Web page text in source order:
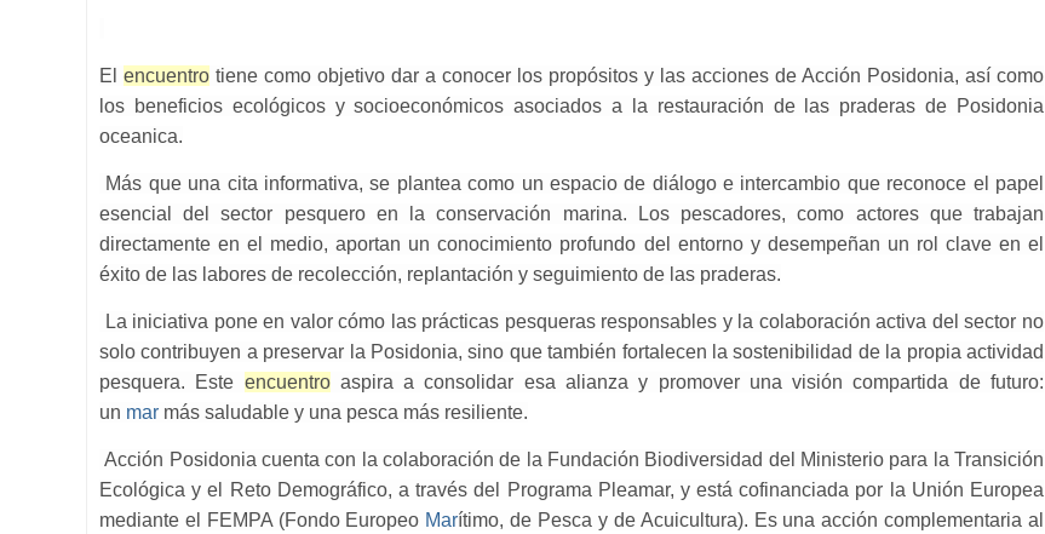
El encuentro tiene como objetivo dar a conocer los propósitos y las acciones de Acción Posidonia, así como
los beneficios ecológicos y socioeconómicos asociados a la restauración de las praderas de Posidonia
oceanica.
Más que una cita informativa, se plantea como un espacio de diálogo e intercambio que reconoce el papel
esencial del sector pesquero en la conservación marina. Los pescadores, como actores que trabajan
directamente en el medio, aportan un conocimiento profundo del entorno y desempeñan un rol clave en el
éxito de las labores de recolección, replantación y seguimiento de las praderas.
La iniciativa pone en valor cómo las prácticas pesqueras responsables y la colaboración activa del sector no
solo contribuyen a preservar la Posidonia, sino que también fortalecen la sostenibilidad de la propia actividad
pesquera. Este encuentroaspira a consolidar esa alianza y promover una visión compartida de futuro:
un mar más saludable y una pesca más resiliente.
Acción Posidonia cuenta con la colaboración de la Fundación Biodiversidad del Ministerio para la Transición
Ecológica y el Reto Demográfico, a través del Programa Pleamar, y está cofinanciada por la Unión Europea
mediante el FEMPA (Fondo Europeo Marítimo, de Pesca y de Acuicultura). Es una acción complementaria al